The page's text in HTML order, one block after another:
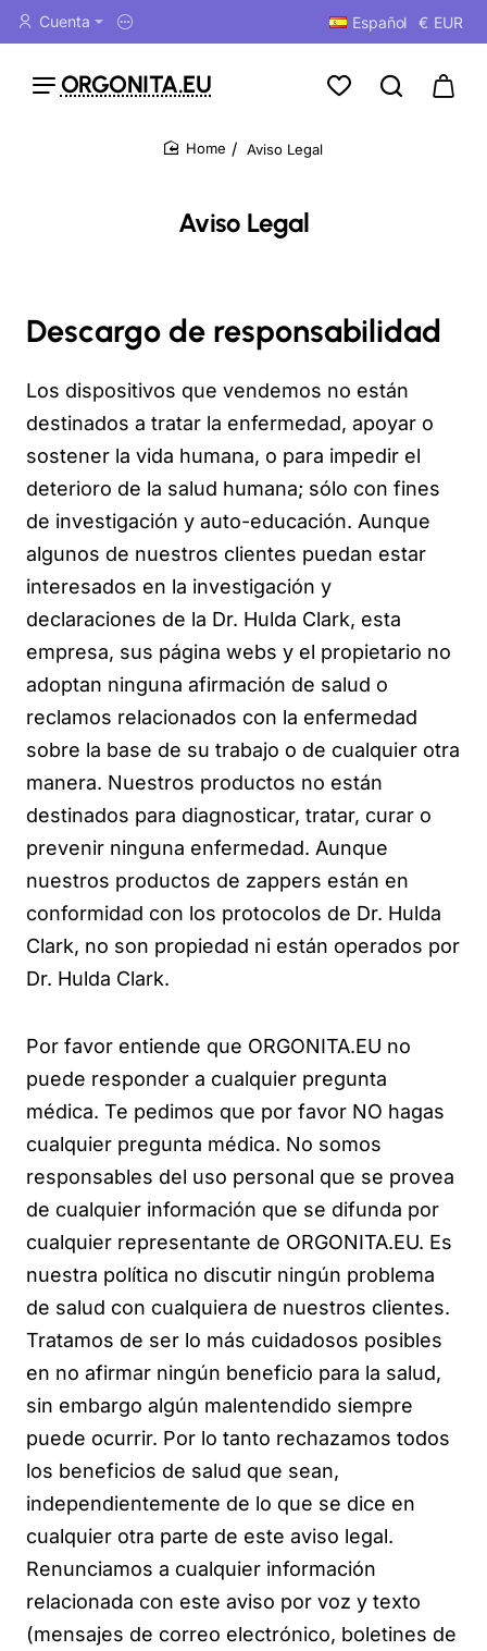
Cuenta Español € EUR
ORGONITA.EU
Aviso Legal
Aviso Legal
Descargo de responsabilidad
Los dispositivos que vendemos no están
destinados a tratar la enfermedad, apoyar o
sostener la vida humana, o para impedir el
deterioro de la salud humana; sólo con fines
de investigación y auto-educación. Aunque
algunos de nuestros clientes puedan estar
interesados ​​en la investigación y
declaraciones de la Dr. Hulda Clark, esta
empresa, sus página webs y el propietario no
adoptan ninguna afirmación de salud o
reclamos relacionados con la enfermedad
sobre la base de su trabajo o de cualquier otra
manera. Nuestros productos no están
destinados para diagnosticar, tratar, curar o
prevenir ninguna enfermedad. Aunque
nuestros productos de zappers están en
conformidad con los protocolos de Dr. Hulda
Clark, no son propiedad ni están operados por
Dr. Hulda Clark.
Por favor entiende que ORGONITA.EU no
puede responder a cualquier pregunta
médica. Te pedimos que por favor NO hagas
cualquier pregunta médica. No somos
responsables del uso personal que se provea
de cualquier información que se difunda por
cualquier representante de ORGONITA.EU. Es
nuestra política no discutir ningún problema
de salud con cualquiera de nuestros clientes.
Tratamos de ser lo más cuidadosos posibles
en no afirmar ningún beneficio para la salud,
sin embargo algún malentendido siempre
puede ocurrir. Por lo tanto rechazamos todos
los beneficios de salud que sean,
independientemente de lo que se dice en
cualquier otra parte de este aviso legal.
Renunciamos a cualquier información
relacionada con este aviso por voz y texto
(mensajes de correo electrónico, boletines de